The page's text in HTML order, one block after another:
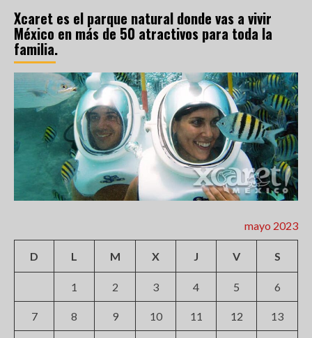
Xcaret es el parque natural donde vas a vivir
México en más de 50 atractivos para toda la
familia.
mayo 2023
D L M X J V S
1 2 3 4 5 6
7 8 9 10 11 12 13